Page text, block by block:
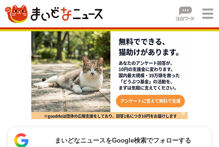
まいどなニュースをGoogle検索でフォローする